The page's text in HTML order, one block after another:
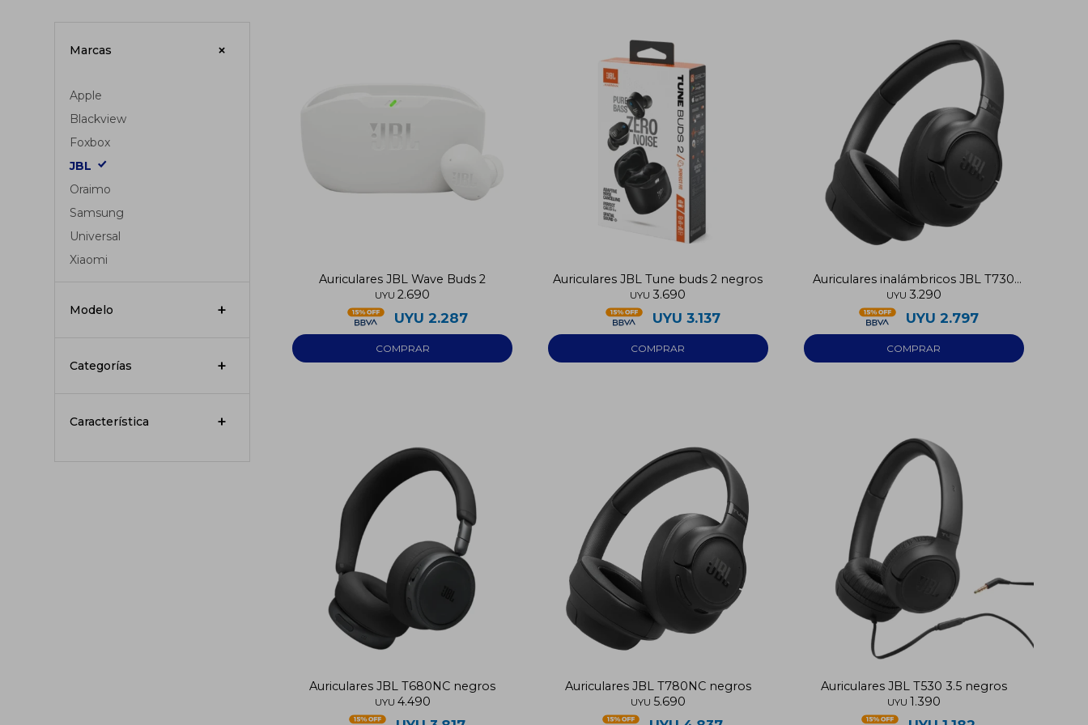
Auriculares JBL Wave Buds 2
UYU 2.690
UYU 2.287
Auriculares JBL Tune buds 2 negros
UYU 3.690
UYU 3.137
Auriculares inalámbricos JBL T730
negros
UYU 3.290
UYU 2.797
Auriculares JBL T680NC negros
UYU 4.490
Auriculares JBL T780NC negros
UYU 5.690
Auriculares JBL T530 3.5 negros
UYU 1.390
Marcas
Apple
Blackview
Foxbox
JBL
Oraimo
Samsung
Universal
Xiaomi
Modelo
Categorías
Característica